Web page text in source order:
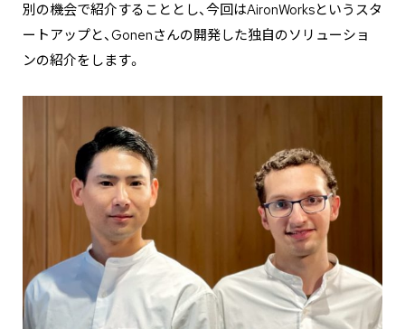
別の機会で紹介することとし、今回はAironWorksというスタ
ートアップと、Gonenさんの開発した独自のソリューショ
ンの紹介をします。